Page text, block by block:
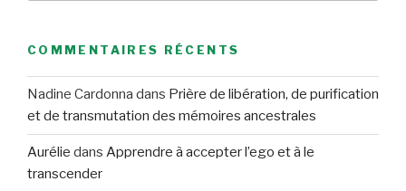
COMMENTAIRES RÉCENTS
Nadine Cardonna dans Prière de libération, de purification
et de transmutation des mémoires ancestrales
Aurélie dans Apprendre à accepter l’ego et à le
transcender